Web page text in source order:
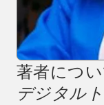
著者につ
デジタル